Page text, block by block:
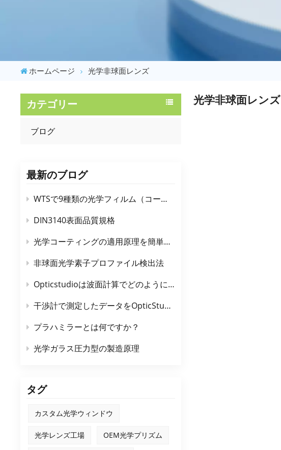
ホームページ 光学非球面レンズ
カテゴリー
ブログ
最新のブログ
WTSで9種類の光学フィルム（コーティング）を理解する
DIN3140表面品質規格
光学コーティングの適用原理を簡単に説明します
非球面光学素子プロファイル検出法
Opticstudioは波面計算でどのようにサンプリングするのでしょうか？
干渉計で測定したデータをOpticStudioに入力する方法
プラハミラーとは何ですか？
光学ガラス圧力型の製造原理
タグ
カスタム光学ウィンドウ
光学レンズ工場 OEM光学プリズム
光学非球面レンズ